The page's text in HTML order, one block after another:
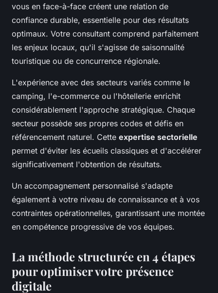
vous en face-à-face créent une relation de
confiance durable, essentielle pour des résultats
optimaux. Votre consultant comprend parfaitement
les enjeux locaux, qu'il s'agisse de saisonnalité
touristique ou de concurrence régionale.
L'expérience avec des secteurs variés comme le
camping, l'e-commerce ou l'hôtellerie enrichit
considérablement l'approche stratégique. Chaque
secteur possède ses propres codes et défis en
référencement naturel. Cette expertise sectorielle
permet d'éviter les écueils classiques et d'accélérer
significativement l'obtention de résultats.
Un accompagnement personnalisé s'adapte
également à votre niveau de connaissance et à vos
contraintes opérationnelles, garantissant une montée
en compétence progressive de vos équipes.
La méthode structurée en 4 étapes
pour optimiser votre présence
digitale